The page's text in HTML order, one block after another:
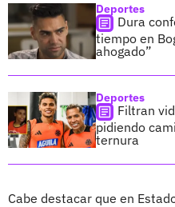
Deportes
Dura
tiempo en
ahogado”
Deportes
Filtran
pidiendo
ternura
Cabe destacar que en